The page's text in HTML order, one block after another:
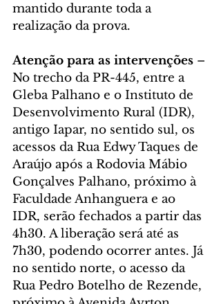
mantido durante toda a
realização da prova.
Atenção para as intervenções –
No trecho da PR-445, entre a
Gleba Palhano e o Instituto de
Desenvolvimento Rural (IDR),
antigo Iapar, no sentido sul, os
acessos da Rua Edwy Taques de
Araújo após a Rodovia Mábio
Gonçalves Palhano, próximo à
Faculdade Anhanguera e ao
IDR, serão fechados a partir das
4h30. A liberação será até as
7h30, podendo ocorrer antes. Já
no sentido norte, o acesso da
Rua Pedro Botelho de Rezende,